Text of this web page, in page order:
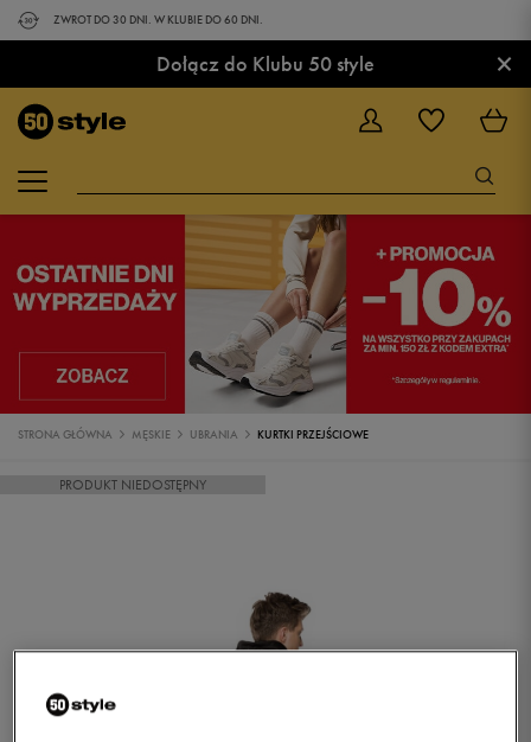
ZWROT DO 30 DNI. W KLUBIE DO 60 DNI.
Dołącz do Klubu 50 style ×
STRONA GŁÓWNA MĘSKIE UBRANIA KURTKI PRZEJŚCIOWE
PRODUKT NIEDOSTĘPNY